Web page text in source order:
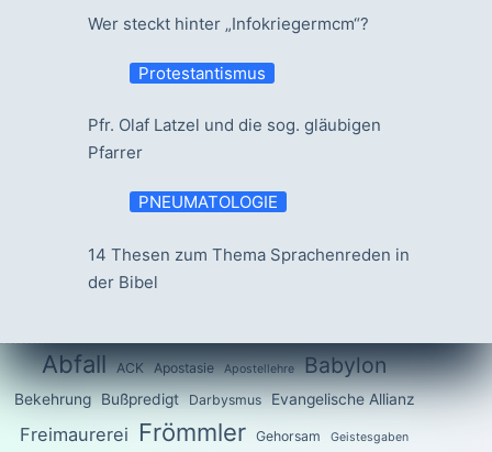
Wer steckt hinter „Infokriegermcm“?
Protestantismus
Pfr. Olaf Latzel und die sog. gläubigen
Pfarrer
PNEUMATOLOGIE
14 Thesen zum Thema Sprachenreden in
der Bibel
Abfall ACK Apostasie Apostellehre Babylon
Bekehrung Bußpredigt Darbysmus Evangelische Allianz
Freimaurerei Frömmler Gehorsam Geistesgaben